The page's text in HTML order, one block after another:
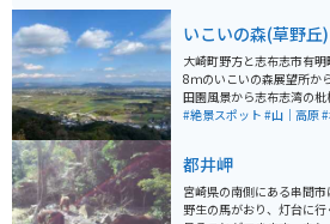
いこいの森(草野丘)
大崎町野方と志布志市有
8ｍのいこいの森展望所か
田園風景から志布志湾の
鹿屋市方向には鹿屋市・垂
#絶景スポット #山｜高原
都井岬
宮崎県の南側にある串間
野生の馬がおり、灯台に